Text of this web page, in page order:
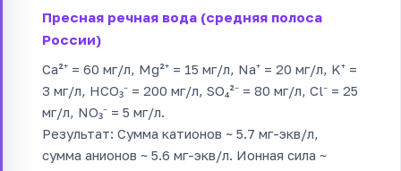
Пресная речная вода (средняя полоса
России)
Ca²⁺ = 60 мг/л, Mg²⁺ = 15 мг/л, Na⁺ = 20 мг/л, K⁺ =
3 мг/л, HCO₃⁻ = 200 мг/л, SO₄²⁻ = 80 мг/л, Cl⁻ = 25
мг/л, NO₃⁻ = 5 мг/л.
Результат: Сумма катионов ~ 5.7 мг-экв/л,
сумма анионов ~ 5.6 мг-экв/л. Ионная сила ~